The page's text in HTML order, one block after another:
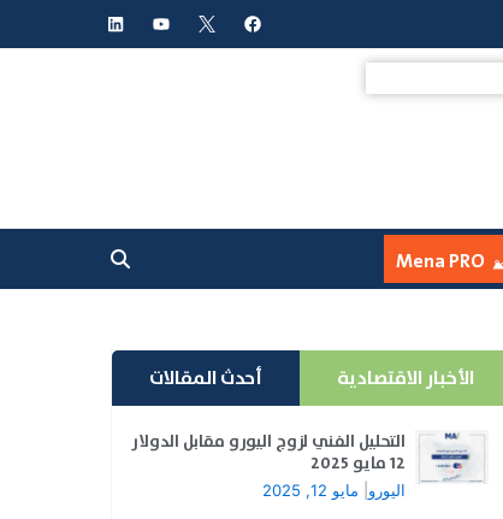
F
a
c
Y
o
u
L
i
n
Mena PRO
الأخبار الاقتصادية أحدث المقالات
التحليل الفني لزوج اليورو مقابل الدولار
12 مايو 2025
اليورو مايو 12, 2025